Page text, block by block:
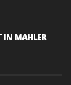
IN MAHLER